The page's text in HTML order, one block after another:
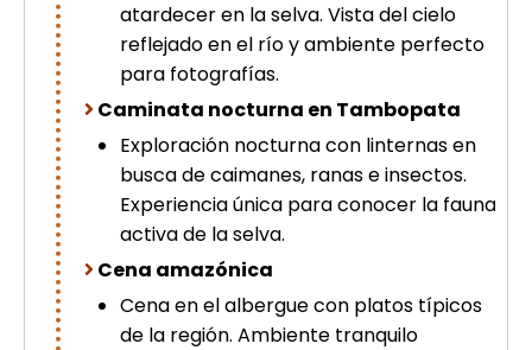
atardecer en la selva. Vista del cielo
reflejado en el río y ambiente perfecto
para fotografías.
Caminata nocturna en Tambopata
Exploración nocturna con linternas en
busca de caimanes, ranas e insectos.
Experiencia única para conocer la fauna
activa de la selva.
Cena amazónica
Cena en el albergue con platos típicos
de la región. Ambiente tranquilo